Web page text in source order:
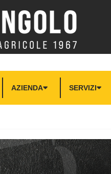
AZIENDA SERVIZI